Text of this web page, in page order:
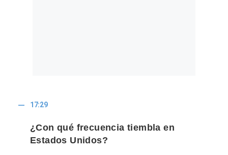
17:29
¿Con qué frecuencia tiembla en
Estados Unidos?